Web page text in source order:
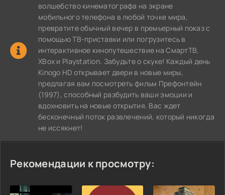
волшебство кинематографа на экране
мобильного телефона в любой точке мира,
превратите обычный вечер в премьерный показ с
помощью ТВ-приставки или погрузитесь в
интерактивное кинопутешествие на СмартТВ,
XBox и Playstation. Забудьте о скуке! Каждый день
Kinogo HD открывает двери в новые миры,
предлагая вам посмотреть фильм Префонтейн
(1997), способный разбудить ваши эмоции и
вдохновить на новые открытия. Вас ждет
бесконечный поток развлечений, который никогда
не иссякнет!
Рекомендации к просмотру: